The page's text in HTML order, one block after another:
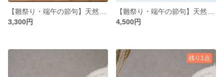
3,300円
4,500円
残り1点